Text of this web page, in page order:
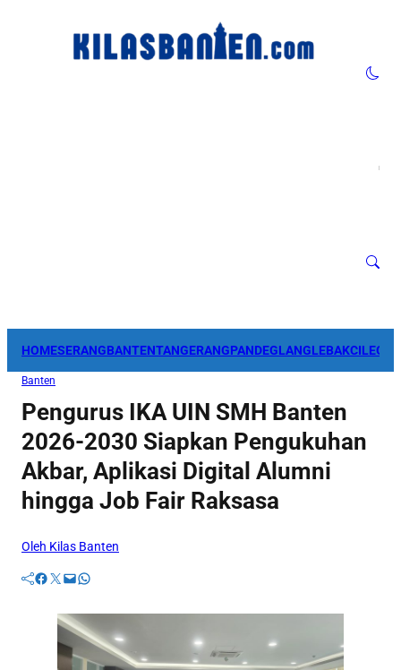
HOMESERANGBANTENTANGERANGPANDEGLANGLEBAK
Banten
Pengurus IKA UIN SMH Banten
2026-2030 Siapkan Pengukuhan
Akbar, Aplikasi Digital Alumni
hingga Job Fair Raksasa
Oleh Kilas Banten
Facebook Twitter Mail WhatsApp